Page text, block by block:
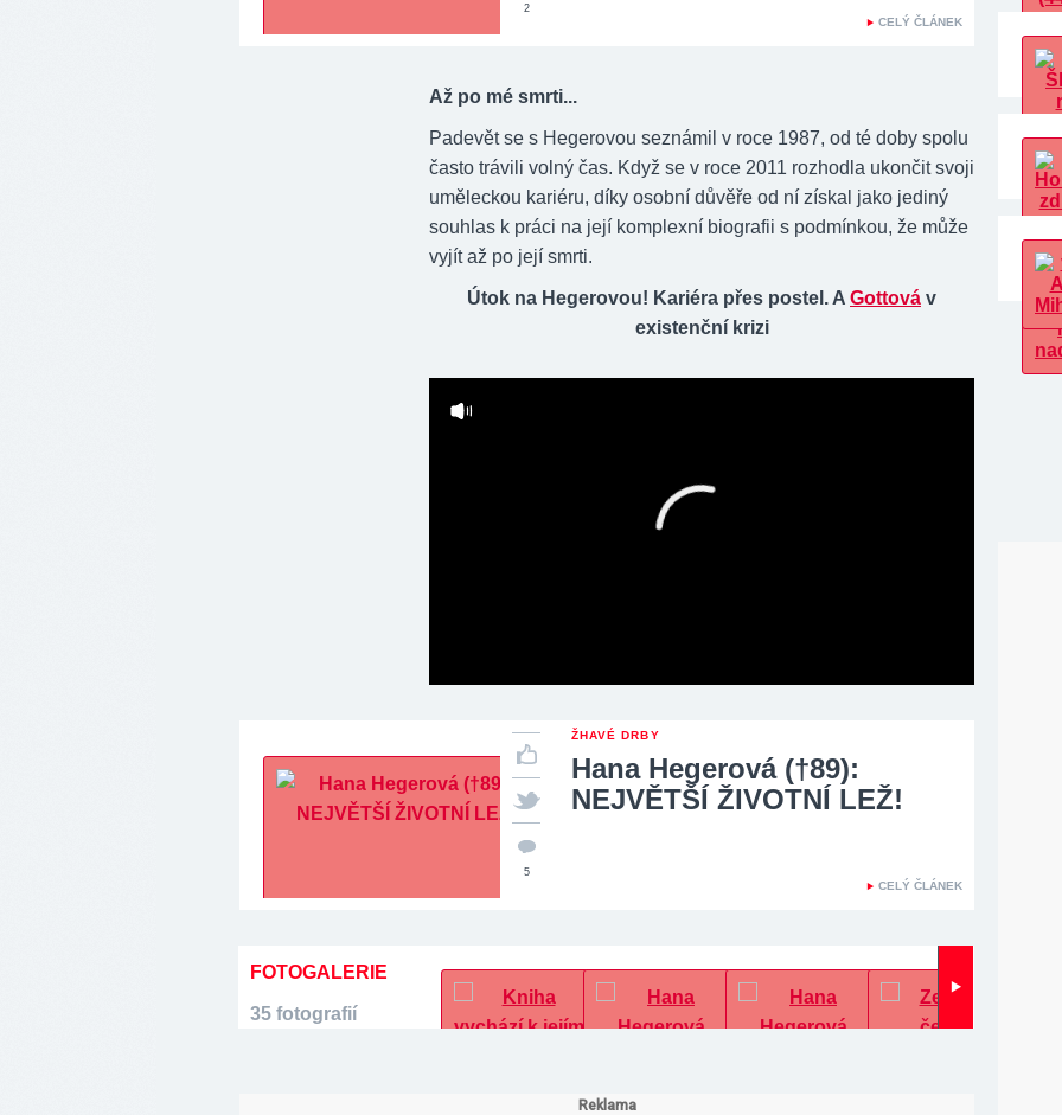
CELÝ ČLÁNEK
2
Až po mé smrti...
Padevět se s Hegerovou seznámil v roce 1987, od té doby spolu
často trávili volný čas. Když se v roce 2011 rozhodla ukončit svoji
uměleckou kariéru, díky osobní důvěře od ní získal jako jediný
souhlas k práci na její komplexní biografii s podmínkou, že může
vyjít až po její smrti.
Útok na Hegerovou! Kariéra přes postel. A Gottová v
existenční krizi
ŽHAVÉ DRBY
Hana Hegerová (†89):
NEJVĚTŠÍ ŽIVOTNÍ LEŽ!
CELÝ ČLÁNEK
5
FOTOGALERIE
35 fotografií